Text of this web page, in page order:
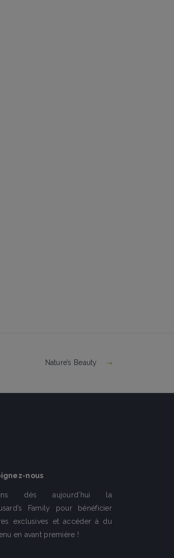
Nature’s Beauty
nous
dès aujourd’hui la
Family pour bénéficier
exclusives et accéder à du
en avant première !